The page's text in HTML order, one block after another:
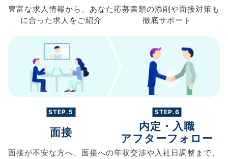
豊富な求人情報から、 あなた
に合った求人を ご紹介
応募書類の添削や面接対策も
徹底サポート
STEP.5
面接
面接が不安な方へ、 面接への
STEP.6
内定・入職
アフターフォロー
年収交渉や入社日調整まで、